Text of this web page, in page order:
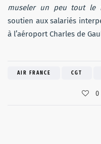
museler un peu tout le
soutien aux salariés
à l’aéroport Charles de
AIR FRANCE CGT
0